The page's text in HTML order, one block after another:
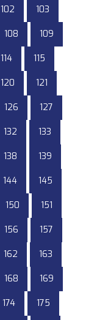
102 103
108 109
114 115
120 121
126 127
132 133
138 139
144 145
150 151
156 157
162 163
168 169
174 175